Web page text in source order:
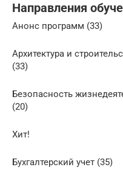
Направления
Анонс программ (33)
Архитектура и
(33)
Безопасность
(20)
Хит!
Бухгалтерский учет (35)